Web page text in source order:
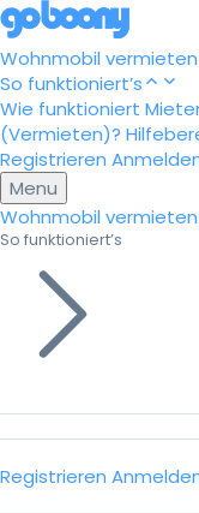
Wohnmobil vermieten
So funktioniert’s
Wie funktioniert
(Vermieten)?
Registrieren
Menu
Wohnmobil vermieten
So funktioniert’s
Registrieren